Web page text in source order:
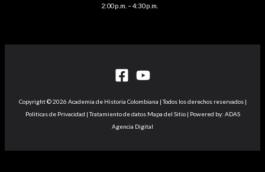
2:00 p.m. – 4:30 p.m.
Copyright © 2026 Academia de Historia Colombiana | Todos los derechos reservados |
Politicas de Privacidad | Tratamiento de datos Mapa del Sitio | Powered by: ADAS
Agencia Digital